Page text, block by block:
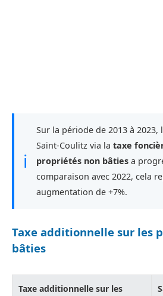
ℹ
Sur la période de 2013 à
Saint-Coulitz via la taxe
propriétés non bâties a
comparaison avec 2022, cela
augmentation de +7%.
Taxe additionnelle sur les
bâties
Taxe additionnelle sur les